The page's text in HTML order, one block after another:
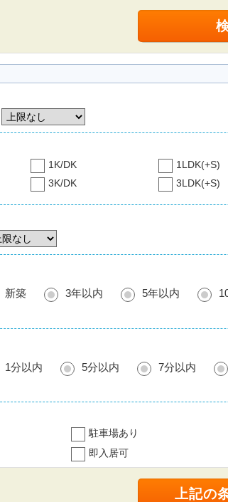
1K/DK 1LDK(+S)
3K/DK
3LDK(+S)
新築 3年以内 5年以内
1分以内 5分以内 7分以内
駐車場あり
即入居可